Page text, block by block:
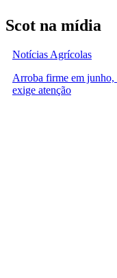
Scot na mídia
Notícias Agrícolas
Arroba firme em junho,
exige atenção